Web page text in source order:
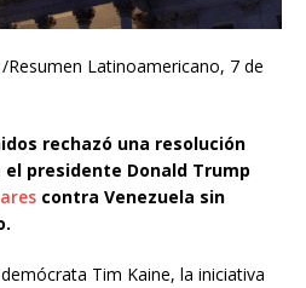
/Resumen Latinoamericano, 7 de
rechazó una resolución
presidente Donald Trump
contra Venezuela sin
Tim Kaine, la iniciativa